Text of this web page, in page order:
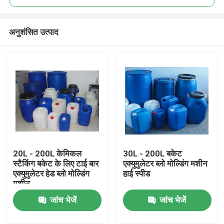
अनुशंसित उत्पाद
20L - 200L केमिकल
स्टैकिंग बकेट के लिए टाई बार
एक्युमुलेटर हेड ब्लो मोल्डिंग
मशीन
जांच भेजें
30L - 200L बकेट
एक्युमुलेटर ब्लो मोल्डिंग मशीन
हाई स्पीड
जांच भेजें